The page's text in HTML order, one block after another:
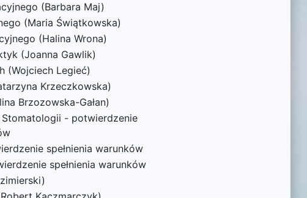
(Barbara Maj)
(Maria Świątkowska)
(Halina Wrona)
(Joanna Gawlik)
(Wojciech Legieć)
Krzeczkowska)
Brzozowska-Gałan)
Stomatologii - potwierdzenie
spełnienia warunków
spełnienia warunków